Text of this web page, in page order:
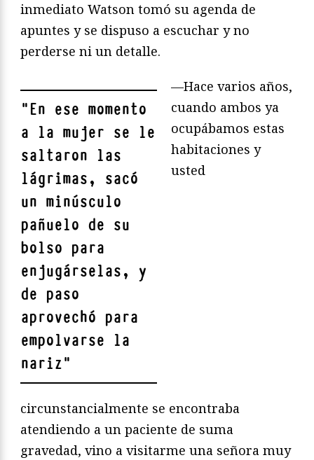
inmediato Watson tomó su agenda de
apuntes y se dispuso a escuchar y no
perderse ni un detalle.
"En ese momento
a la mujer se le
saltaron las
lágrimas, sacó
un minúsculo
pañuelo de su
bolso para
enjugárselas, y
de paso
aprovechó para
empolvarse la
nariz"
—Hace varios años,
cuando ambos ya
ocupábamos estas
habitaciones y
usted
circunstancialmente se encontraba
atendiendo a un paciente de suma
gravedad, vino a visitarme una señora muy